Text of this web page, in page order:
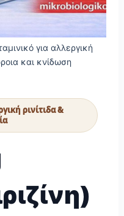
για αλλεργική
και κνίδωση
ρινίτιδα &